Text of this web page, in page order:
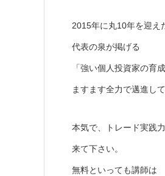
2015年に丸10年を迎え
代表の泉が掲げる
「強い個人投資家の育
ますます全力で邁進し
本気で、トレード実践
来て下さい。
無料といっても講師は